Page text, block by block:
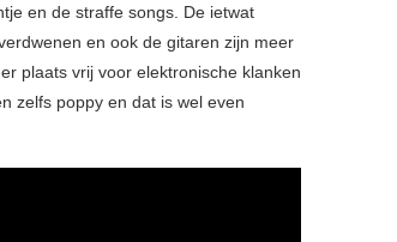
en de straffe songs. De ietwat
en ook de gitaren zijn meer
plaats vrij voor elektronische klanken
zelfs poppy en dat is wel even